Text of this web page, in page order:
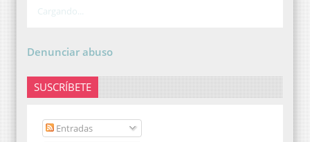
Cargando...
Denunciar abuso
SUSCRÍBETE
Entradas